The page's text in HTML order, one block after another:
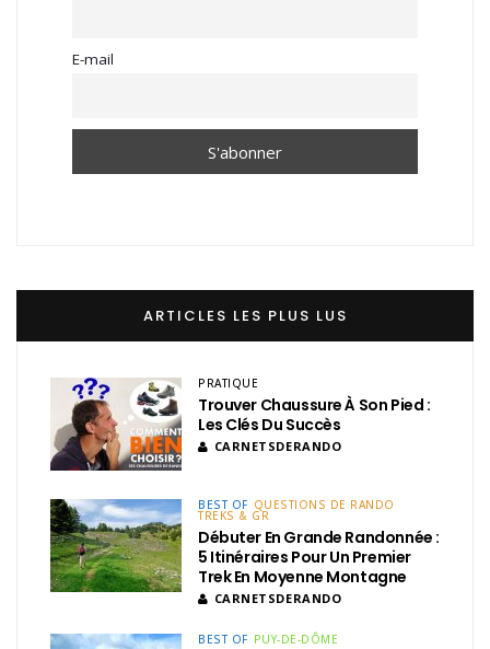
E-mail
ARTICLES LES PLUS LUS
PRATIQUE
Trouver Chaussure À Son Pied :
Les Clés Du Succès
CARNETSDERANDO
BEST OF QUESTIONS DE RANDO
TREKS & GR
Débuter En Grande Randonnée :
5 Itinéraires Pour Un Premier
Trek En Moyenne Montagne
CARNETSDERANDO
BEST OF PUY-DE-DÔME